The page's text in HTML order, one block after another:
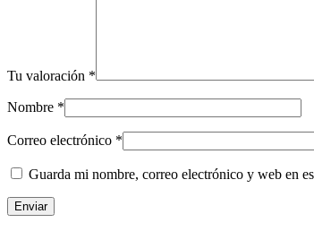
Tu valoración *
Nombre *
Correo electrónico *
Guarda mi nombre, correo electrónico y web en